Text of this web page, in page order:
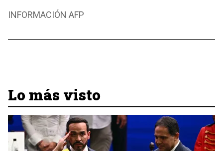
INFORMACIÓN AFP
Lo más visto